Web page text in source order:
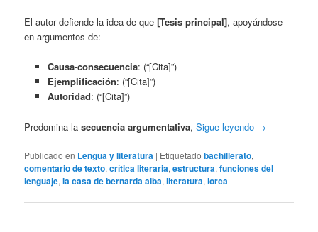
El autor defiende la idea de que[Tesis principal], apoyándose
en argumentos de:
Causa-consecuencia: (“[Cita]”)
Ejemplificación: (“[Cita]”)
Autoridad: (“[Cita]”)
Predomina lasecuencia argumentativa,Sigue leyendo →
Publicado en Lengua y literatura | Etiquetado bachillerato,
comentario de texto,crítica literaria,estructura,funciones del
lenguaje,la casa de bernarda alba,literatura,lorca